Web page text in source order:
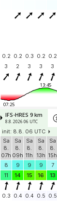
0.2 0.2 0.3 0.2 0.2
3
2 3 3 3
13:45
07:25
IFS-HRES 9 km
8.8. 2026 06 UTC
init: 8.8. 06 UTC
Sa
8.
07h
Sa
8.
09h
Sa
8.
11h
Sa
8.
13h
Sa
8.
15h
8
9 9 9 7
11
14 15 16 13
0.3 0.4 0.4 0.5 0.5